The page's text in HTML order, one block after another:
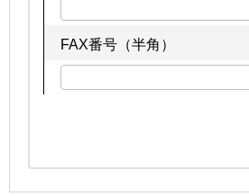
FAX番号（半角）